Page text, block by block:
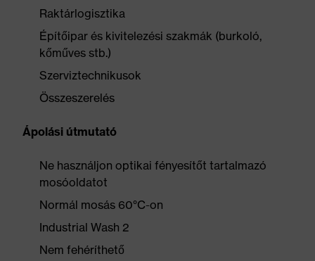
Raktárlogisztika
Építőipar és kivitelezési szakmák (burkoló,
kőműves stb.)
Szerviztechnikusok
Összeszerelés
Ápolási útmutató
Ne használjon optikai fényesítőt tartalmazó
mosóoldatot
Normál mosás 60°C-on
Industrial Wash 2
Nem fehéríthető